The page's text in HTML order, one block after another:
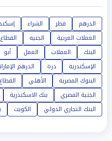
الدرهم قطر الشراء
العملات العربية
الجنيه القطاع
البنك
العملات العمل أبو
الإسكندرية
درة الدرهم
البنوك المصرية
الأهلي
الجنية المصري
بنك الاسكندرية
البنك التجاري الدولي
الكويت